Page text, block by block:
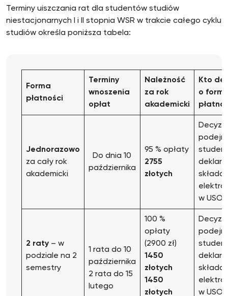
Terminy uiszczania rat dla studentów studiów
niestacjonarnych I i II stopnia WSR w trakcie całego cyklu
studiów określa poniższa tabela:
Forma
płatności
Terminy
wnoszenia
opłat
Należność
za rok
akademicki
Kto
o
płatno
Jednorazowo
za cały rok
akademicki
Do dnia 10
października
95 % opłaty
2755
złotych
w USOS
2 raty – w
podziale na 2
semestry
1 rata do 10
października
2 rata do 15
lutego
100 %
opłaty
(2900 zł)
1450
złotych
1450
złotych
w USOS